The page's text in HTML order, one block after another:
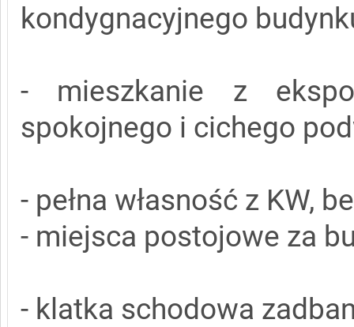
kondygnacyjnego
- mieszkanie z
spokojnego i cichego
- pełna własność z KW,
- miejsca postojowe za
- klatka schodowa